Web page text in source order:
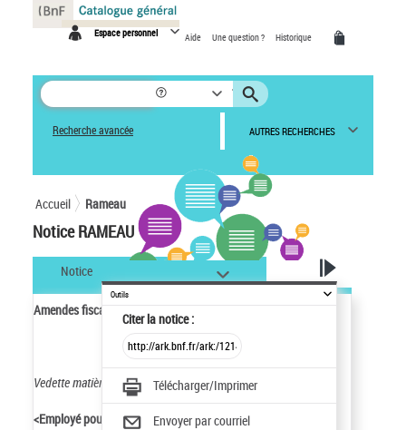
Espace personnel Aide Une question ? Historique
Recherche avancée AUTRES RECHERCHES
Accueil Rameau
Notice RAMEAU
Notice
Amendes fiscales
Vedette matière nom commun.S'emploie en tête de vedette.
<Employé pour :
Outils
Citerla notice :
Télécharger/Imprimer
Envoyer par courriel
Panneau de gestion des cookies